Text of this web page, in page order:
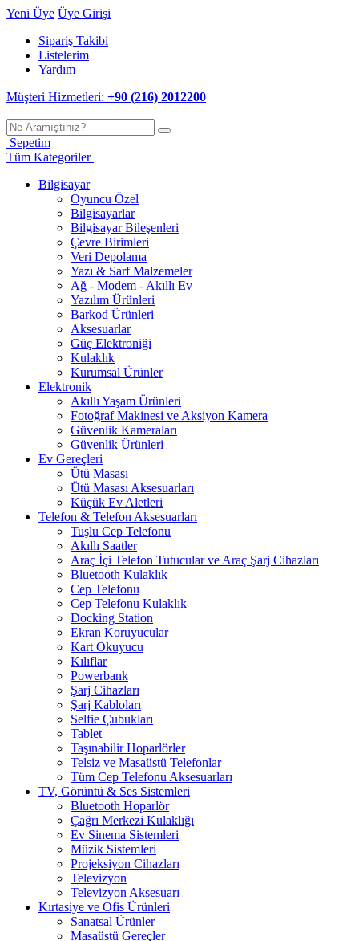
Yeni Üye Üye Girişi
Sipariş Takibi
Listelerim
Yardım
Müşteri Hizmetleri: +90 (216) 2012200
Sepetim
Tüm Kategoriler
Bilgisayar
Oyuncu Özel
Bilgisayarlar
Bilgisayar Bileşenleri
Çevre Birimleri
Veri Depolama
Yazı & Sarf Malzemeler
Ağ - Modem - Akıllı Ev
Yazılım Ürünleri
Barkod Ürünleri
Aksesuarlar
Güç Elektroniği
Kulaklık
Kurumsal Ürünler
Elektronik
Akıllı Yaşam Ürünleri
Fotoğraf Makinesi ve Aksiyon Kamera
Güvenlik Kameraları
Güvenlik Ürünleri
Ev Gereçleri
Ütü Masası
Ütü Masası Aksesuarları
Küçük Ev Aletleri
Telefon & Telefon Aksesuarları
Tuşlu Cep Telefonu
Akıllı Saatler
Araç İçi Telefon Tutucular ve Araç Şarj Cihazları
Bluetooth Kulaklık
Cep Telefonu
Cep Telefonu Kulaklık
Docking Station
Ekran Koruyucular
Kart Okuyucu
Kılıflar
Powerbank
Şarj Cihazları
Şarj Kabloları
Selfie Çubukları
Tablet
Taşınabilir Hoparlörler
Telsiz ve Masaüstü Telefonlar
Tüm Cep Telefonu Aksesuarları
TV, Görüntü & Ses Sistemleri
Bluetooth Hoparlör
Çağrı Merkezi Kulaklığı
Ev Sinema Sistemleri
Müzik Sistemleri
Projeksiyon Cihazları
Televizyon
Televizyon Aksesuarı
Kırtasiye ve Ofis Ürünleri
Sanatsal Ürünler
Masaüstü Gereçler